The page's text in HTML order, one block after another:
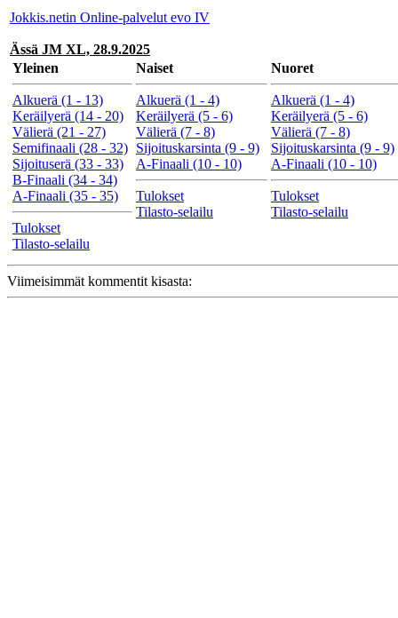
Jokkis.netin Online-palvelut evo IV
Ässä JM XL, 28.9.2025
Yleinen
Alkuerä (1 - 13)
Keräilyerä (14 - 20)
Välierä (21 - 27)
Semifinaali (28 - 32)
Sijoituserä (33 - 33)
B-Finaali (34 - 34)
A-Finaali (35 - 35)
Tulokset
Tilasto-selailu
Naiset
Alkuerä (1 - 4)
Keräilyerä (5 - 6)
Välierä (7 - 8)
Sijoituskarsinta (9 - 9)
A-Finaali (10 - 10)
Tulokset
Tilasto-selailu
Nuoret
Alkuerä (1 - 4)
Keräilyerä (5 - 6)
Välierä (7 - 8)
Sijoituskarsinta (9 - 9)
A-Finaali (10 - 10)
Tulokset
Tilasto-selailu
Viimeisimmät kommentit kisasta: